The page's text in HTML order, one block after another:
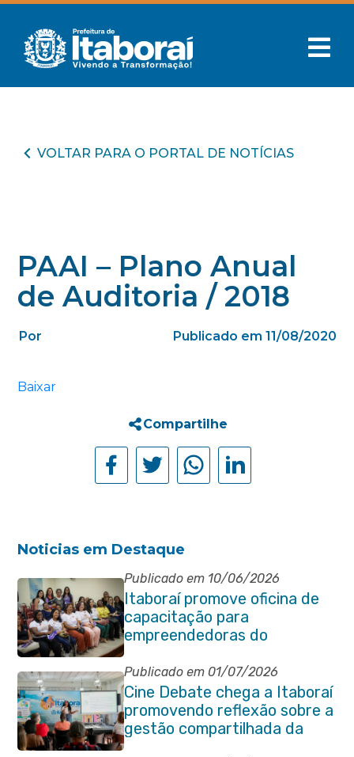
VOLTAR PARA O PORTAL DE NOTÍCIAS
PAAI – Plano Anual
de Auditoria / 2018
Por Publicado em 11/08/2020
Baixar
Compartilhe
Noticias em Destaque
Publicado em 10/06/2026
Itaboraí promove oficina de
capacitação para
empreendedoras do
município
Publicado em 01/07/2026
Cine Debate chega a Itaboraí
promovendo reflexão sobre a
gestão compartilhada da
Baía de Guanabara